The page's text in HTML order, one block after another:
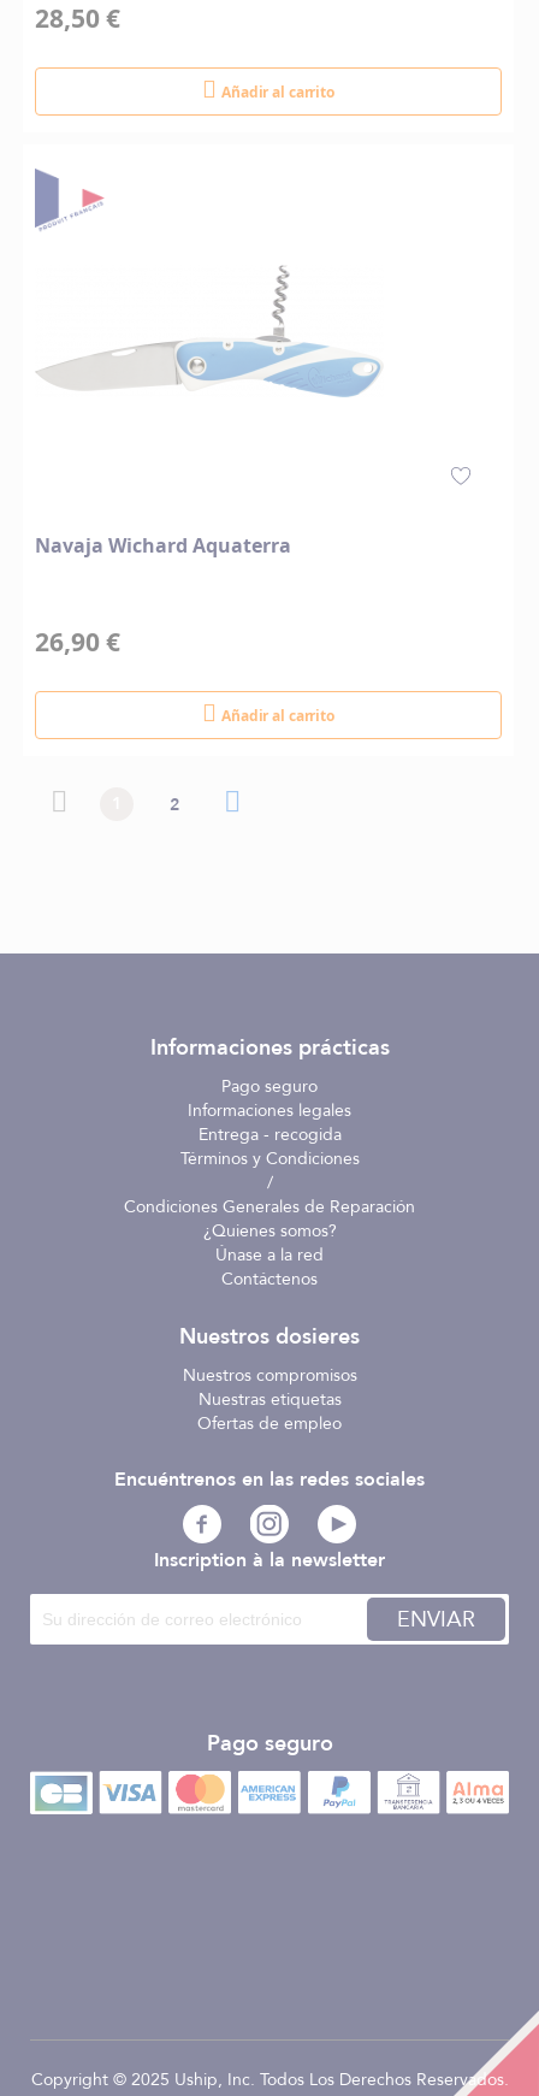
28,50 €
Añadir al carrito
Navaja Wichard Aquaterra
26,90 €
Añadir al carrito
Página Página anterior
Actualmente estás leyendo página
Página
2
Informaciones prácticas
Pago seguro
Informaciones legales
Entrega - recogida
Términos y Condiciones
/
Condiciones Generales de Reparación
¿Quienes somos?
Únase a la red
Contáctenos
Nuestros dosieres
Nuestros compromisos
Nuestras etiquetas
Ofertas de empleo
Inscription à la newsletter
ENVIAR
Pago seguro
Encuéntrenos en las redes sociales
Copyright © 2025 Uship, Inc. Todos Los Derechos Reservados.